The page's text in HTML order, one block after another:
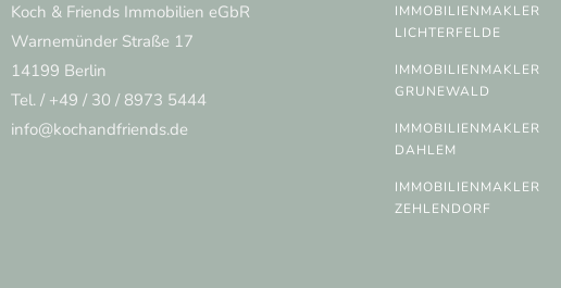
Koch & Friends Immobilien eGbR
Warnemünder Straße 17
14199 Berlin
Tel. / +49 / 30 / 8973 5444
info@kochandfriends.de
IMMOBILIENMAKLER
LICHTERFELDE
IMMOBILIENMAKLER
GRUNEWALD
IMMOBILIENMAKLER
DAHLEM
IMMOBILIENMAKLER
ZEHLENDORF